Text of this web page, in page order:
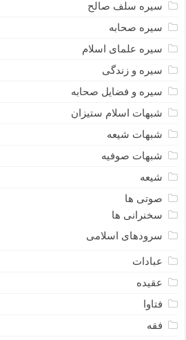
سیره سلف صالح
سیره صحابه
سیره علمای اسلام
سیره و زندگی
سیره و فضایل صحابه
شبهات اسلام ستیزان
شبهات شیعه
شبهات صوفیه
شیعه
صوتی ها
سخنرانی ها
سرودهای اسلامی
عبادات
عقیده
فتاوا
فقه